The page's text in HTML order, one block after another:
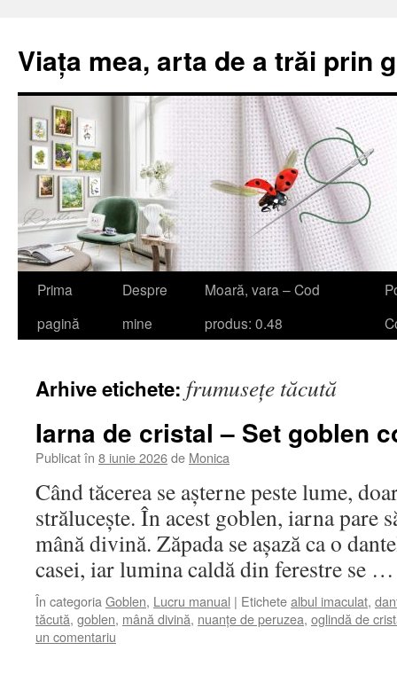
Viața mea, arta de a trăi prin
Sari
Prima
pagină
Despre
mine
Moară, vara – Cod
produs: 0.48
Arhive etichete: frumusețe tăcută
Iarna de cristal – Set goblen
Publicat în 8 iunie 2026de Monica
Când tăcerea se așterne peste lume,
strălucește. În acest goblen, iarna pare
mână divină. Zăpada se așază ca o
casei, iar lumina caldă din ferestre se
În categoria Goblen, Lucru manual | Etichetealbul imaculat,
tăcută, goblen, mână divină, nuanțe de peruzea, oglindă de
un comentariu